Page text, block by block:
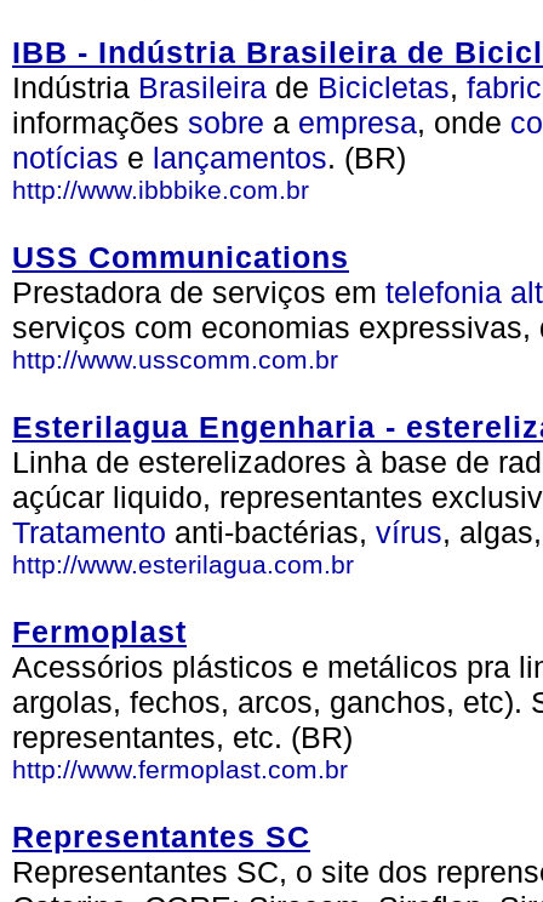
IBB - Indústria Brasileira de
Indústria Brasileira de Bicicletas,
informações sobre a empresa, onde
notícias e lançamentos. (BR)
http://www.ibbbike.com.br
USS Communications
Prestadora de serviços em telefonia
serviços com economias
http://www.usscomm.com.br
Esterilagua Engenharia -
Linha de esterelizadores à base de
açúcar liquido, representantes
Tratamento anti-bactérias, vírus,
http://www.esterilagua.com.br
Fermoplast
Acessórios plásticos e metálicos pra
argolas, fechos, arcos, ganchos, etc).
representantes, etc. (BR)
http://www.fermoplast.com.br
Representantes SC
Representantes SC, o site dos